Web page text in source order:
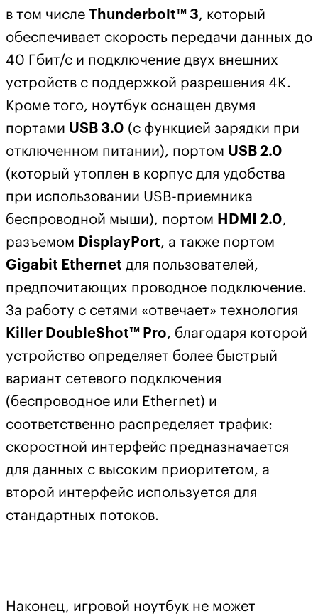
в том числе Thunderbolt™ 3, который
обеспечивает скорость передачи данных до
40 Гбит/с и подключение двух внешних
устройств с поддержкой разрешения 4K.
Кроме того, ноутбук оснащен двумя
портами USB 3.0 (с функцией зарядки при
отключенном питании), портом USB 2.0
(который утоплен в корпус для удобства
при использовании USB-приемника
беспроводной мыши), портом HDMI 2.0,
разъемом DisplayPort, а также портом
Gigabit Ethernet для пользователей,
предпочитающих проводное подключение.
За работу с сетями «отвечает» технология
Killer DoubleShot™ Pro, благодаря которой
устройство определяет более быстрый
вариант сетевого подключения
(беспроводное или Ethernet) и
соответственно распределяет трафик:
скоростной интерфейс предназначается
для данных с высоким приоритетом, а
второй интерфейс используется для
стандартных потоков.
Наконец, игровой ноутбук не может